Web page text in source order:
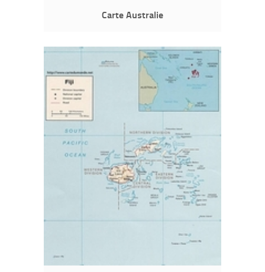
Carte Australie